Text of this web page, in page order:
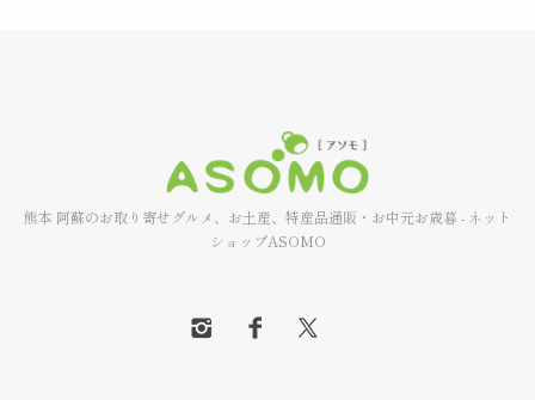
熊本 阿蘇のお取り寄せグルメ、お土産、特産品通販・お中元お歳暮 - ネット
ショップASOMO